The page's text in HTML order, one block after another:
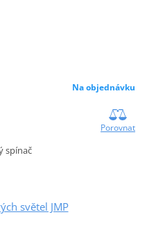
Na objednávku
Porovnat
spínač
světel JMP